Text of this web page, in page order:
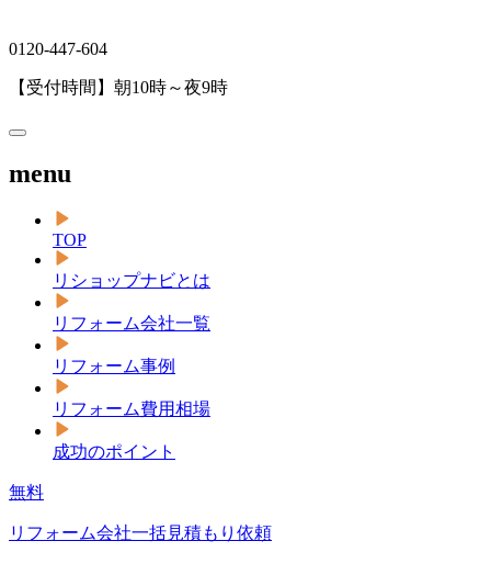
0120-447-604
【受付時間】朝10時～夜9時
menu
TOP
リショップナビとは
リフォーム会社一覧
リフォーム事例
リフォーム費用相場
成功のポイント
無料
リフォーム会社一括見積もり依頼